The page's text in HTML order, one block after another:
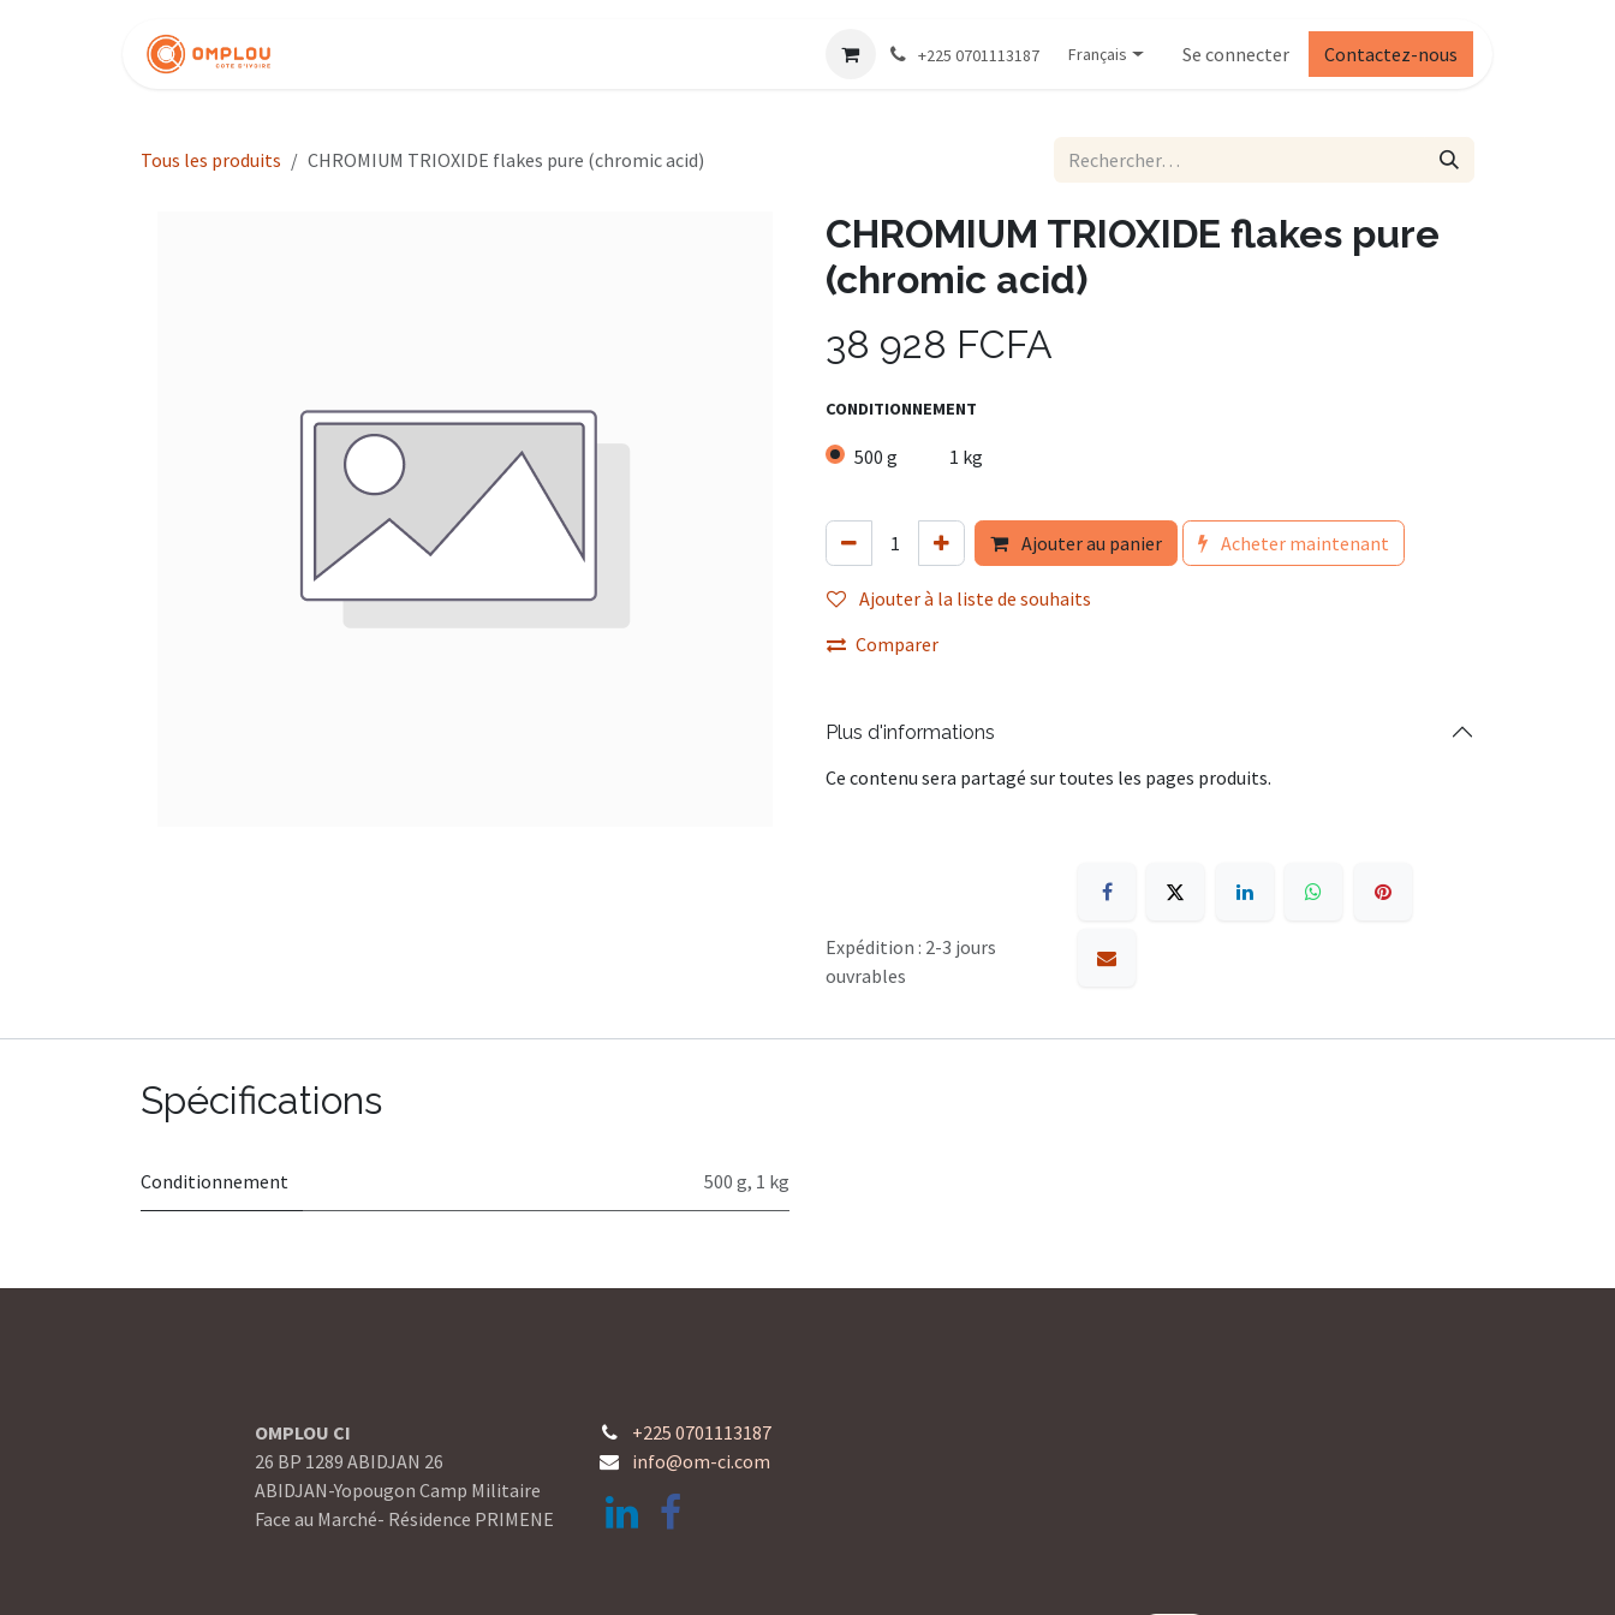
+225 0701113187 Français Se connecter Contactez-nous
Tous les produits CHROMIUM TRIOXIDE flakes pure (chromic acid)
CHROMIUM TRIOXIDE flakes pure
(chromic acid)
38 928 FCFA
CONDITIONNEMENT
500 g 1 kg
Ajouter au panier Acheter maintenant
Ajouter à la liste de souhaits
Comparer
Plus d'informations
Ce contenu sera partagé sur toutes les pages produits.
Expédition : 2-3 jours
ouvrables
Spécifications
Conditionnement 500 g, 1 kg
OMPLOU CI
26 BP 1289 ABIDJAN 26
ABIDJAN-Yopougon Camp Militaire
Face au Marché- Résidence PRIMENE
+225 0701113187
info@om-ci.com